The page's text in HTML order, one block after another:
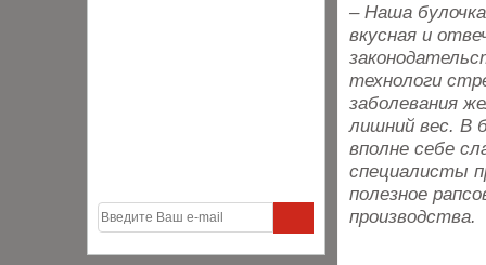
– Наша
вкусная и
технологи
заболевания
лишний вес. В
вполне себе
специалисты
полезное
производства.